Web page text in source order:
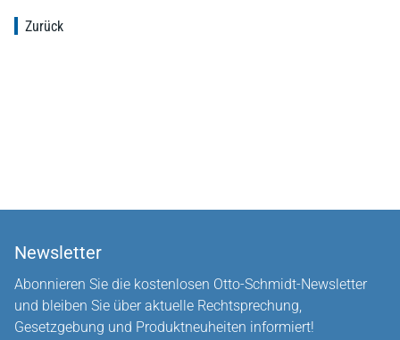
Zurück
Newsletter
Abonnieren Sie die kostenlosen Otto-Schmidt-Newsletter
und bleiben Sie über aktuelle Rechtsprechung,
Gesetzgebung und Produktneuheiten informiert!